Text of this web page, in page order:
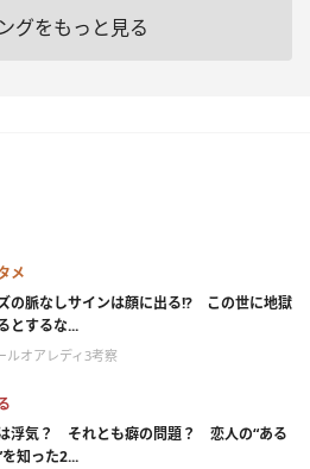
グをもっと見る
メ
の脈なしサインは顔に出る!? この世に地獄
とするな...
ルオアレディ3考察
浮気？ それとも癖の問題？ 恋人の“ある
知った2...